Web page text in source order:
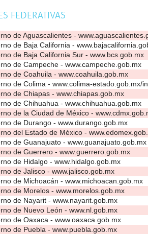
Estamos listos para
Salud 05 ago 2026
Refuerza Secretaría de
enfermedades
Seguridad pública 04 ago
Coahuila líder en
FEDERATIVAS
de Aguascalientes -
de Baja California -
de Baja California Sur - www.bcs.gob.mx
de Campeche - www.campeche.gob.mx
de Coahuila - www.coahuila.gob.mx
de Colima - www.colima-estado.gob.mx/
de Chiapas - www.chiapas.gob.mx
de Chihuahua - www.chihuahua.gob.mx
de la Ciudad de México -
de Durango - www.durango.gob.mx
del Estado de México -
de Guanajuato - www.guanajuato.gob.mx
de Guerrero - www.guerrero.gob.mx
de Hidalgo - www.hidalgo.gob.mx
de Jalisco - www.jalisco.gob.mx
de Michoacán - www.michoacan.gob.mx
de Morelos - www.morelos.gob.mx
de Nayarit - www.nayarit.gob.mx
de Nuevo León - www.nl.gob.mx
de Oaxaca - www.oaxaca.gob.mx
de Puebla - www.puebla.gob.mx